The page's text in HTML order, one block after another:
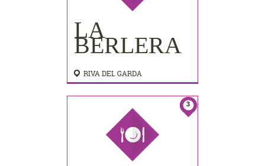
LA
BERLERA
RIVA DEL GARDA
3